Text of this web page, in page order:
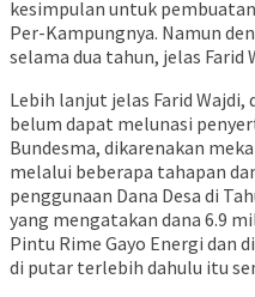
kesimpulan untuk
Per-Kampungnya. Namun
selama dua tahun, jelas Farid
Lebih lanjut jelas Farid Wajdi,
belum dapat melunasi
Bundesma, dikarenakan
melalui beberapa tahapan
penggunaan Dana Desa di
yang mengatakan dana 6.9
Pintu Rime Gayo Energi dan
di putar terlebih dahulu itu